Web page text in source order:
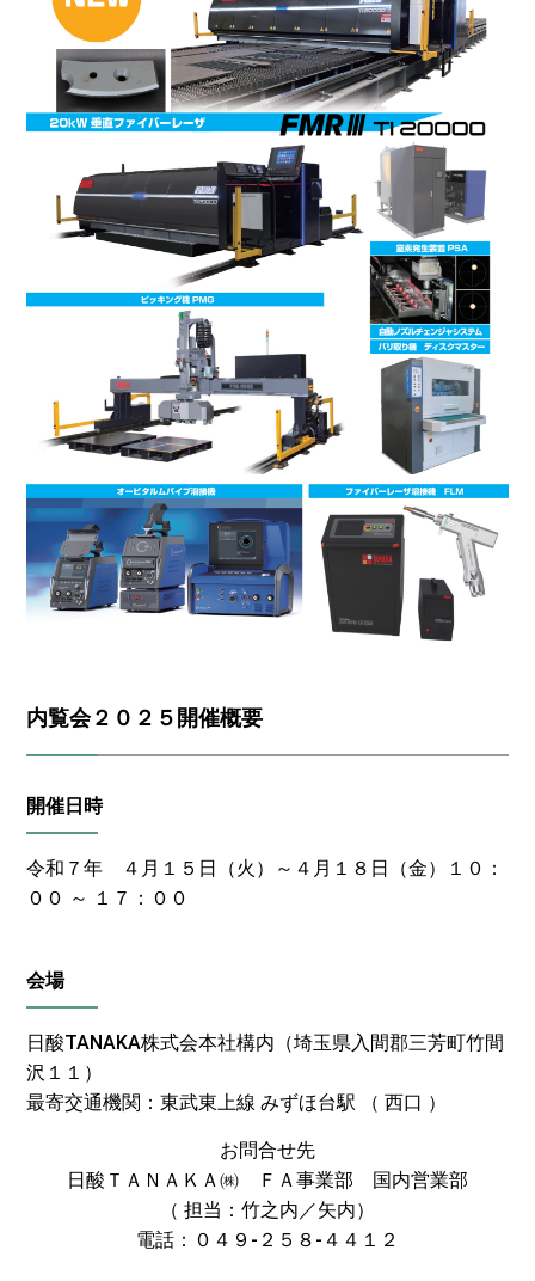
内覧会２０２５開催概要
開催日時
令和７年 ４月１５日（火）～４月１８日（金）１０：
００ ～ １７：００
会場
日酸TANAKA株式会本社構内（埼玉県入間郡三芳町竹間
沢１１）
最寄交通機関：東武東上線 みずほ台駅 （ 西口 ）
お問合せ先
日酸ＴＡＮＡＫＡ㈱ ＦＡ事業部 国内営業部
（ 担当：竹之内／矢内）
電話：０４９-２５８-４４１２